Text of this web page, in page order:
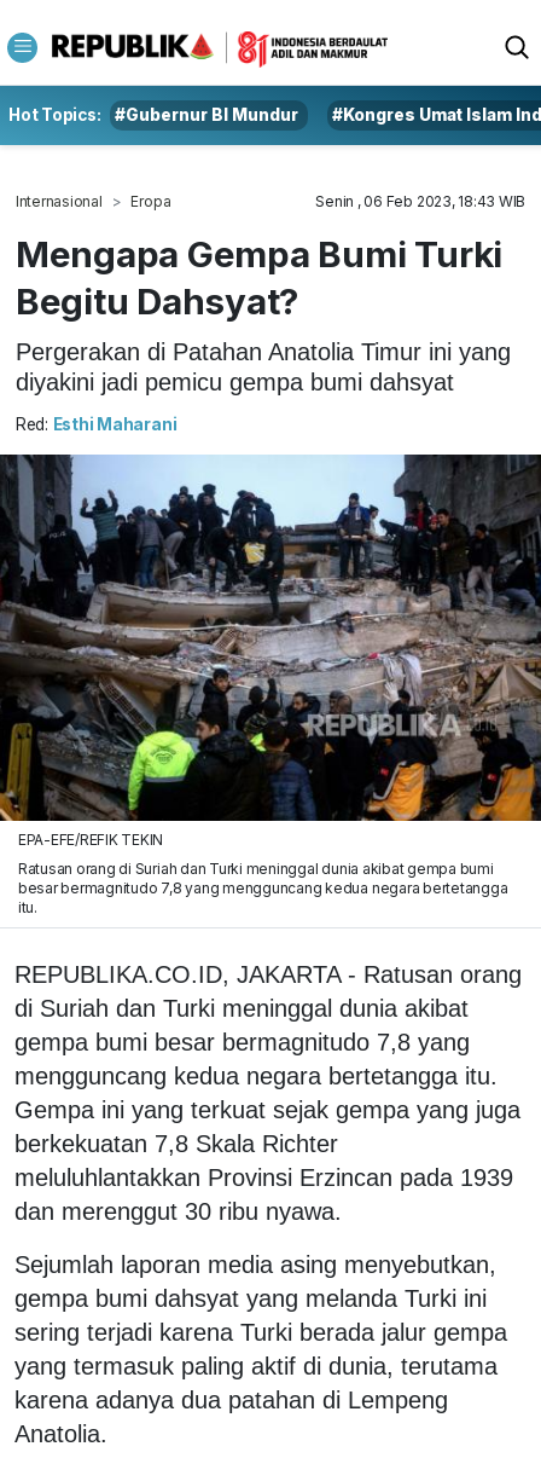
Hot Topics: #Gubernur BI Mundur #Kongres Umat Islam
Internasional Eropa Senin , 06 Feb 2023, 18:43 WIB
Mengapa Gempa Bumi Turki
Begitu Dahsyat?
Pergerakan di Patahan Anatolia Timur ini yang
diyakini jadi pemicu gempa bumi dahsyat
Red: Esthi Maharani
EPA-EFE/REFIK TEKIN
Ratusan orang di Suriah dan Turki meninggal dunia akibat gempa bumi
besar bermagnitudo 7,8 yang mengguncang kedua negara bertetangga
itu.
REPUBLIKA.CO.ID, JAKARTA - Ratusan orang
di Suriah dan Turki meninggal dunia akibat
gempa bumi besar bermagnitudo 7,8 yang
mengguncang kedua negara bertetangga itu.
Gempa ini yang terkuat sejak gempa yang juga
berkekuatan 7,8 Skala Richter
meluluhlantakkan Provinsi Erzincan pada 1939
dan merenggut 30 ribu nyawa.
Sejumlah laporan media asing menyebutkan,
gempa bumi dahsyat yang melanda Turki ini
sering terjadi karena Turki berada jalur gempa
yang termasuk paling aktif di dunia, terutama
karena adanya dua patahan di Lempeng
Anatolia.